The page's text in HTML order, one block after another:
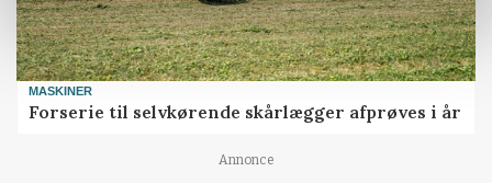
MASKINER
Forserie til selvkørende skårlægger afprøves i år
Annonce